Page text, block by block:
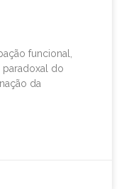
funcional,
do
da